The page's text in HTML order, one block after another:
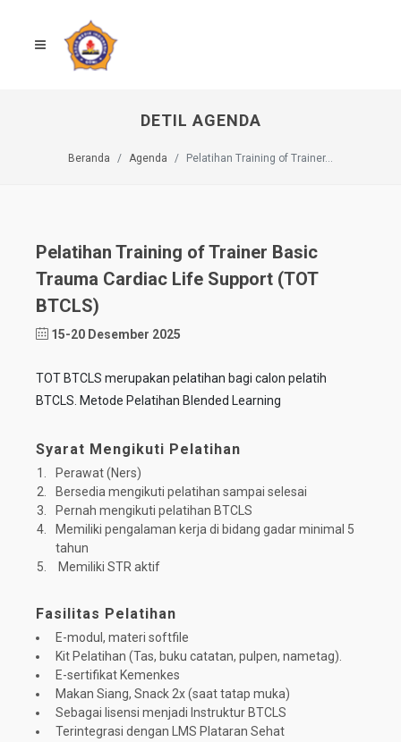
DETIL AGENDA
Beranda Agenda Pelatihan Training of Trainer...
Pelatihan Training of Trainer Basic
Trauma Cardiac Life Support (TOT
BTCLS)
15-20 Desember 2025
TOT BTCLS merupakan pelatihan bagi calon pelatih
BTCLS. Metode Pelatihan Blended Learning
Syarat Mengikuti Pelatihan
Perawat (Ners)
Bersedia mengikuti pelatihan sampai selesai
Pernah mengikuti pelatihan BTCLS
Memiliki pengalaman kerja di bidang gadar minimal 5
tahun
Memiliki STR aktif
Fasilitas Pelatihan
E-modul, materi softfile
Kit Pelatihan (Tas, buku catatan, pulpen, nametag).
E-sertifikat Kemenkes
Makan Siang, Snack 2x (saat tatap muka)
Sebagai lisensi menjadi Instruktur BTCLS
Terintegrasi dengan LMS Plataran Sehat